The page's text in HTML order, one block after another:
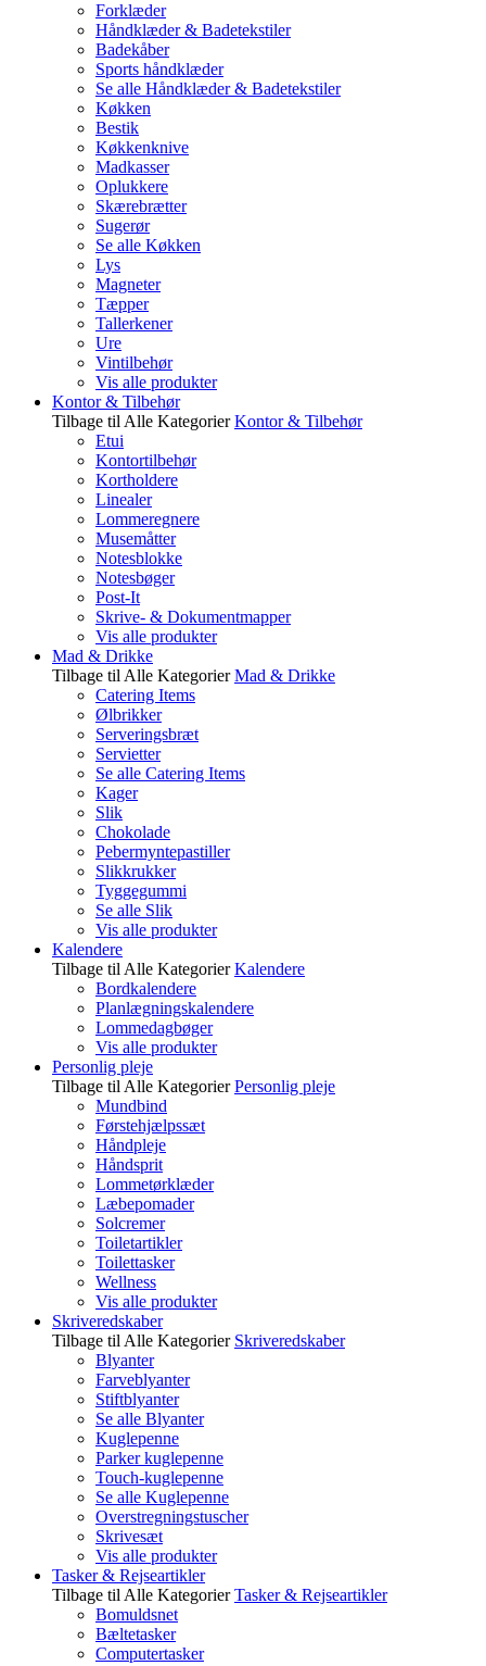
Forklæder
Håndklæder & Badetekstiler
Badekåber
Sports håndklæder
Se alle Håndklæder & Badetekstiler
Køkken
Bestik
Køkkenknive
Madkasser
Oplukkere
Skærebrætter
Sugerør
Se alle Køkken
Lys
Magneter
Tæpper
Tallerkener
Ure
Vintilbehør
Vis alle produkter
Kontor & Tilbehør
Tilbage til Alle Kategorier Kontor & Tilbehør
Etui
Kontortilbehør
Kortholdere
Linealer
Lommeregnere
Musemåtter
Notesblokke
Notesbøger
Post-It
Skrive- & Dokumentmapper
Vis alle produkter
Mad & Drikke
Tilbage til Alle Kategorier Mad & Drikke
Catering Items
Ølbrikker
Serveringsbræt
Servietter
Se alle Catering Items
Kager
Slik
Chokolade
Pebermyntepastiller
Slikkrukker
Tyggegummi
Se alle Slik
Vis alle produkter
Kalendere
Tilbage til Alle Kategorier Kalendere
Bordkalendere
Planlægningskalendere
Lommedagbøger
Vis alle produkter
Personlig pleje
Tilbage til Alle Kategorier Personlig pleje
Mundbind
Førstehjælpssæt
Håndpleje
Håndsprit
Lommetørklæder
Læbepomader
Solcremer
Toiletartikler
Toilettasker
Wellness
Vis alle produkter
Skriveredskaber
Tilbage til Alle Kategorier Skriveredskaber
Blyanter
Farveblyanter
Stiftblyanter
Se alle Blyanter
Kuglepenne
Parker kuglepenne
Touch-kuglepenne
Se alle Kuglepenne
Overstregningstuscher
Skrivesæt
Vis alle produkter
Tasker & Rejseartikler
Tilbage til Alle Kategorier Tasker & Rejseartikler
Bomuldsnet
Bæltetasker
Computertasker